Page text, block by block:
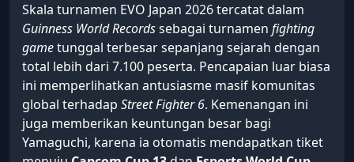
Skala turnamen EVO Japan 2026 tercatat dalam
Guinness World Recordssebagai turnamen fighting
gametunggal terbesar sepanjang sejarah dengan
total lebih dari 7.100 peserta. Pencapaian luar biasa
ini memperlihatkan antusiasme masif komunitas
global terhadap Street Fighter 6. Kemenangan ini
juga memberikan keuntungan besar bagi
Yamaguchi, karena ia otomatis mendapatkan tiket